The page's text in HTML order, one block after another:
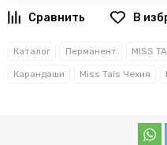
В
Каталог Перманент MISS
Карандаши Miss Tais Чехия